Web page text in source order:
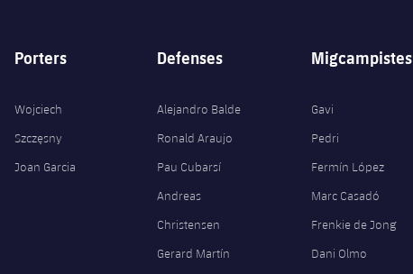
Porters
Wojciech
Szczęsny
Joan Garcia
Defenses
Alejandro Balde
Ronald Araujo
Pau Cubarsí
Andreas
Christensen
Gerard Martín
Migcampistes
Gavi
Pedri
Fermín López
Marc Casadó
Frenkie de Jong
Dani Olmo